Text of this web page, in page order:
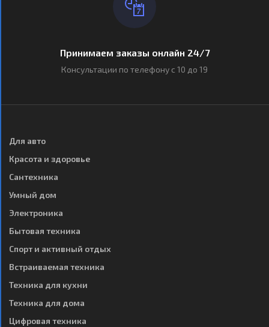
Принимаем заказы онлайн 24/7
Консультации по телефону с 10 до 19
Для авто
Красота и здоровье
Сантехника
Умный дом
Электроника
Бытовая техника
Спорт и активный отдых
Встраиваемая техника
Техника для кухни
Техника для дома
Цифровая техника